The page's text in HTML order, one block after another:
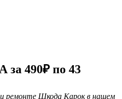
490₽ по 43
ремонте Шкода Карок в нашем